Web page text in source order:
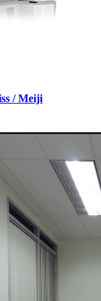
/ Meiji